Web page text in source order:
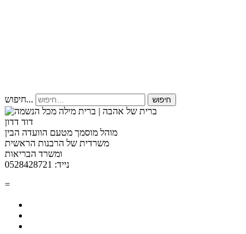
חיפוש... חיפוש
דוד דדון
מוהל מוסמך מטעם הוועדה הבין
משרדית של הרבנות הראשית
ומשרד הבריאות
נייד: 0528428721
=